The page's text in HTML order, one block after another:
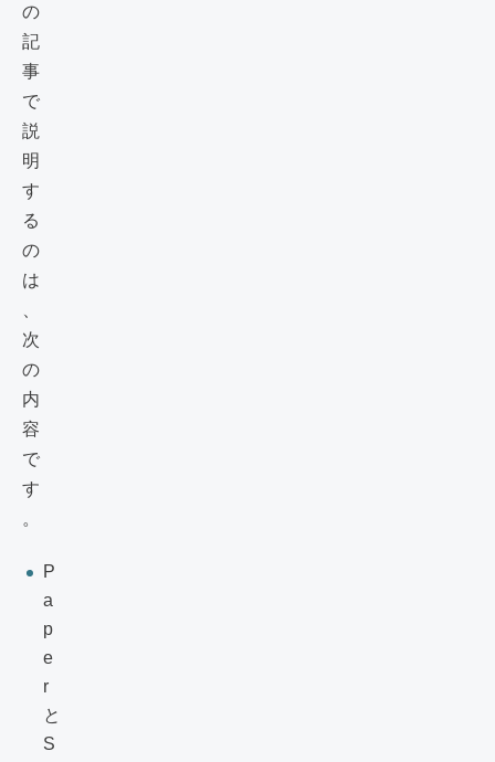
の
記
事
で
説
明
す
る
の
は
、
次
の
内
容
で
す
。
P
a
p
e
r
と
S